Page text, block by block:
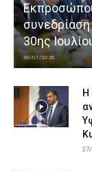
30ης
30/07/2026
Η